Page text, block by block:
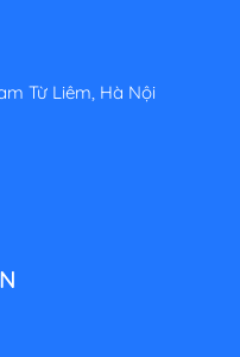
Từ Liêm, Hà Nội